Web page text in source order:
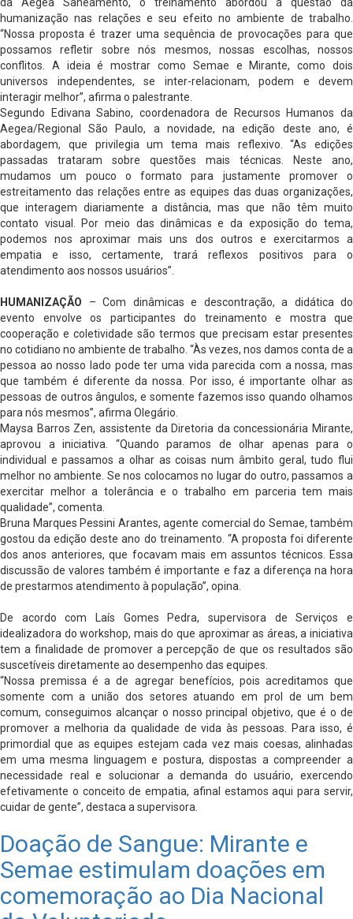
humanização nas relações e seu efeito no ambiente de trabalho.
“Nossa proposta é trazer uma sequência de provocações para que
possamos refletir sobre nós mesmos, nossas escolhas, nossos
conflitos. A ideia é mostrar como Semae e Mirante, como dois
universos independentes, se inter-relacionam, podem e devem
interagir melhor”, afirma o palestrante.
Segundo Edivana Sabino, coordenadora de Recursos Humanos da
Aegea/Regional São Paulo, a novidade, na edição deste ano, é
abordagem, que privilegia um tema mais reflexivo. “As edições
passadas trataram sobre questões mais técnicas. Neste ano,
mudamos um pouco o formato para justamente promover o
estreitamento das relações entre as equipes das duas organizações,
que interagem diariamente a distância, mas que não têm muito
contato visual. Por meio das dinâmicas e da exposição do tema,
podemos nos aproximar mais uns dos outros e exercitarmos a
empatia e isso, certamente, trará reflexos positivos para o
atendimento aos nossos usuários”.
HUMANIZAÇÃO – Com dinâmicas e descontração, a didática do
evento envolve os participantes do treinamento e mostra que
cooperação e coletividade são termos que precisam estar presentes
no cotidiano no ambiente de trabalho. “Às vezes, nos damos conta de a
pessoa ao nosso lado pode ter uma vida parecida com a nossa, mas
que também é diferente da nossa. Por isso, é importante olhar as
pessoas de outros ângulos, e somente fazemos isso quando olhamos
para nós mesmos”, afirma Olegário.
Maysa Barros Zen, assistente da Diretoria da concessionária Mirante,
aprovou a iniciativa. “Quando paramos de olhar apenas para o
individual e passamos a olhar as coisas num âmbito geral, tudo flui
melhor no ambiente. Se nos colocamos no lugar do outro, passamos a
exercitar melhor a tolerância e o trabalho em parceria tem mais
qualidade”, comenta.
Bruna Marques Pessini Arantes, agente comercial do Semae, também
gostou da edição deste ano do treinamento. “A proposta foi diferente
dos anos anteriores, que focavam mais em assuntos técnicos. Essa
discussão de valores também é importante e faz a diferença na hora
de prestarmos atendimento à população”, opina.
De acordo com Laís Gomes Pedra, supervisora de Serviços e
idealizadora do workshop, mais do que aproximar as áreas, a iniciativa
tem a finalidade de promover a percepção de que os resultados são
suscetíveis diretamente ao desempenho das equipes.
“Nossa premissa é a de agregar benefícios, pois acreditamos que
somente com a união dos setores atuando em prol de um bem
comum, conseguimos alcançar o nosso principal objetivo, que é o de
promover a melhoria da qualidade de vida às pessoas. Para isso, é
primordial que as equipes estejam cada vez mais coesas, alinhadas
em uma mesma linguagem e postura, dispostas a compreender a
necessidade real e solucionar a demanda do usuário, exercendo
efetivamente o conceito de empatia, afinal estamos aqui para servir,
cuidar de gente”, destaca a supervisora.
Doação de Sangue: Mirante e
Semae estimulam doações em
comemoração ao Dia Nacional